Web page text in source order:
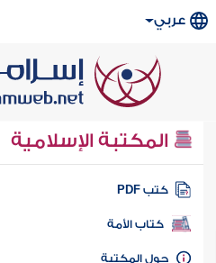
عربي
المكتبة الإسلامية
كتب PDF
كتاب الأمة